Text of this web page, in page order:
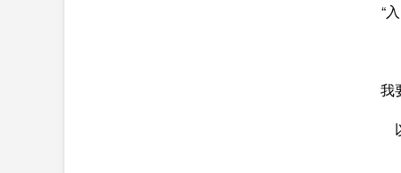
“
我